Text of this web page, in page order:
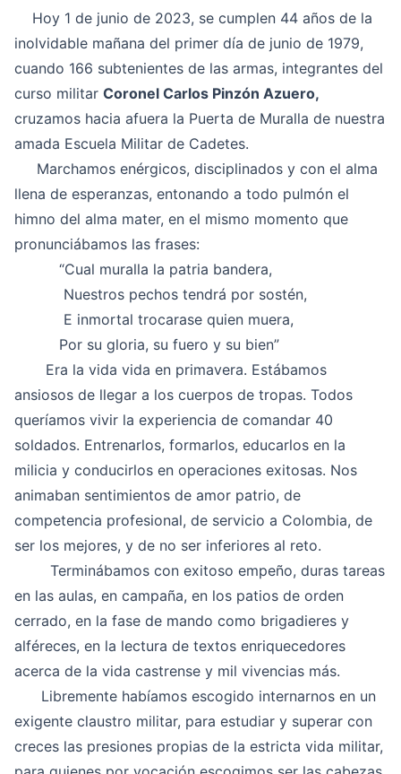
Hoy 1 de junio de 2023, se cumplen 44 años de la
inolvidable mañana del primer día de junio de 1979,
cuando 166 subtenientes de las armas, integrantes del
curso militar Coronel Carlos Pinzón Azuero,
cruzamos hacia afuera la Puerta de Muralla de nuestra
amada Escuela Militar de Cadetes.
Marchamos enérgicos, disciplinados y con el alma
llena de esperanzas, entonando a todo pulmón el
himno del alma mater, en el mismo momento que
pronunciábamos las frases:
“Cual muralla la patria bandera,
Nuestros pechos tendrá por sostén,
E inmortal trocarase quien muera,
Por su gloria, su fuero y su bien”
Era la vida vida en primavera. Estábamos
ansiosos de llegar a los cuerpos de tropas. Todos
queríamos vivir la experiencia de comandar 40
soldados. Entrenarlos, formarlos, educarlos en la
milicia y conducirlos en operaciones exitosas. Nos
animaban sentimientos de amor patrio, de
competencia profesional, de servicio a Colombia, de
ser los mejores, y de no ser inferiores al reto.
Terminábamos con exitoso empeño, duras tareas
en las aulas, en campaña, en los patios de orden
cerrado, en la fase de mando como brigadieres y
alféreces, en la lectura de textos enriquecedores
acerca de la vida castrense y mil vivencias más.
Libremente habíamos escogido internarnos en un
exigente claustro militar, para estudiar y superar con
creces las presiones propias de la estricta vida militar,